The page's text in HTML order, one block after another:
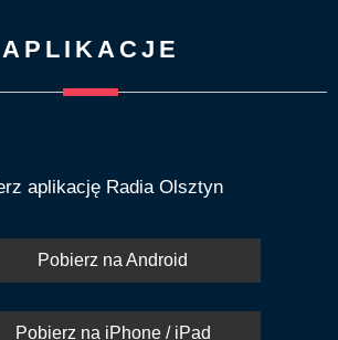
APLIKACJE
aplikację Radia Olsztyn
Pobierz na Android
Pobierz na iPhone / iPad